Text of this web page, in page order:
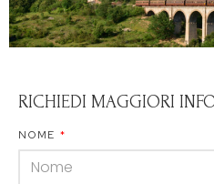
RICHIEDI MAGGIORI
NOME